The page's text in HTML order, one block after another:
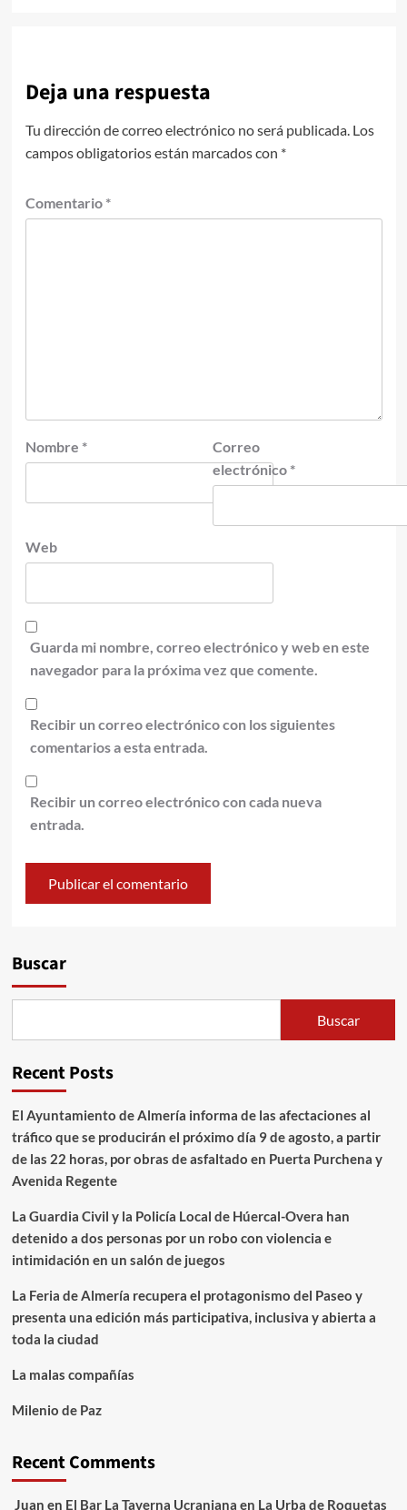
Deja una respuesta
Tu dirección de correo electrónico no será publicada. Los
campos obligatorios están marcados con *
Comentario *
Nombre *
Correo
electrónico *
Web
Guarda mi nombre, correo electrónico y web en este
navegador para la próxima vez que comente.
Recibir un correo electrónico con los siguientes
comentarios a esta entrada.
Recibir un correo electrónico con cada nueva
entrada.
Buscar
Buscar
Recent Posts
El Ayuntamiento de Almería informa de las afectaciones al
tráfico que se producirán el próximo día 9 de agosto, a partir
de las 22 horas, por obras de asfaltado en Puerta Purchena y
Avenida Regente
La Guardia Civil y la Policía Local de Húercal-Overa han
detenido a dos personas por un robo con violencia e
intimidación en un salón de juegos
La Feria de Almería recupera el protagonismo del Paseo y
presenta una edición más participativa, inclusiva y abierta a
toda la ciudad
La malas compañías
Milenio de Paz
Recent Comments
Juan en El Bar La Taverna Ucraniana en La Urba de Roquetas